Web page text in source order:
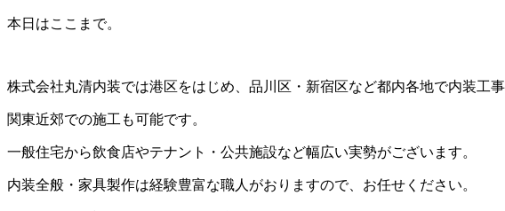
本日はここまで。
株式会社丸清内装では港区をはじめ、品川区・新宿区など都内各地で内装工事
関東近郊での施工も可能です。
一般住宅から飲食店やテナント・公共施設など幅広い実勢がございます。
内装全般・家具製作は経験豊富な職人がおりますので、お任せください。